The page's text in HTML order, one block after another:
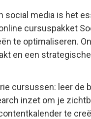
social media is het
cursuspakket
te optimaliseren.
en een
cursussen: leer de
inzet om je
te